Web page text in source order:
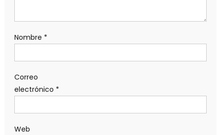
Nombre *
Correo
electrónico *
Web